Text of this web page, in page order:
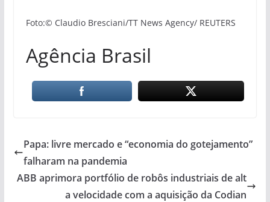
Foto:© Claudio Bresciani/TT News Agency/ REUTERS
Agência Brasil
Papa: livre mercado e “economia do gotejamento”
falharam na pandemia
ABB aprimora portfólio de robôs industriais de alt
a velocidade com a aquisição da Codian